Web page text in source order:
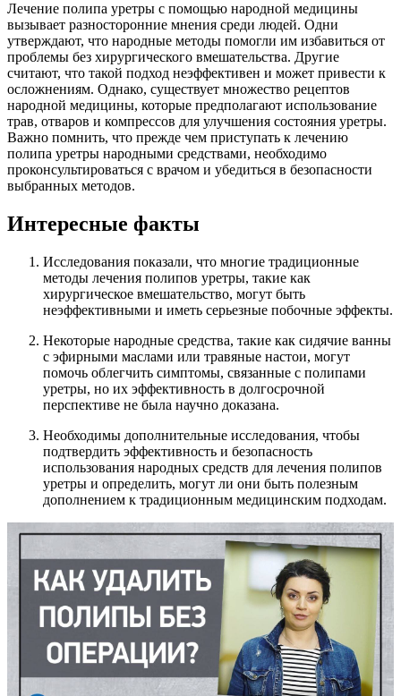
Лечение полипа уретры с помощью народной медицины
вызывает разносторонние мнения среди людей. Одни
утверждают, что народные методы помогли им избавиться от
проблемы без хирургического вмешательства. Другие
считают, что такой подход неэффективен и может привести к
осложнениям. Однако, существует множество рецептов
народной медицины, которые предполагают использование
трав, отваров и компрессов для улучшения состояния уретры.
Важно помнить, что прежде чем приступать к лечению
полипа уретры народными средствами, необходимо
проконсультироваться с врачом и убедиться в безопасности
выбранных методов.
Интересные факты
Исследования показали, что многие традиционные
методы лечения полипов уретры, такие как
хирургическое вмешательство, могут быть
неэффективными и иметь серьезные побочные эффекты.
Некоторые народные средства, такие как сидячие ванны
с эфирными маслами или травяные настои, могут
помочь облегчить симптомы, связанные с полипами
уретры, но их эффективность в долгосрочной
перспективе не была научно доказана.
Необходимы дополнительные исследования, чтобы
подтвердить эффективность и безопасность
использования народных средств для лечения полипов
уретры и определить, могут ли они быть полезным
дополнением к традиционным медицинским подходам.